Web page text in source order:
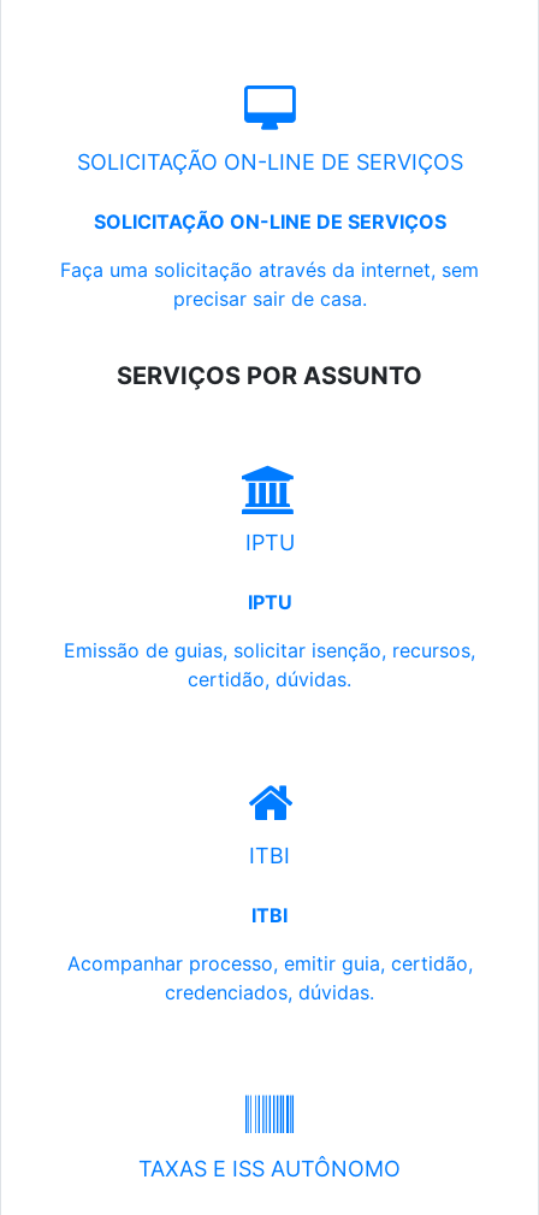
SOLICITAÇÃO ON-LINE DE SERVIÇOS
SOLICITAÇÃO ON-LINE DE SERVIÇOS
Faça uma solicitação através da internet, sem
precisar sair de casa.
SERVIÇOS POR ASSUNTO
IPTU
IPTU
Emissão de guias, solicitar isenção, recursos,
certidão, dúvidas.
ITBI
ITBI
Acompanhar processo, emitir guia, certidão,
credenciados, dúvidas.
TAXAS E ISS AUTÔNOMO